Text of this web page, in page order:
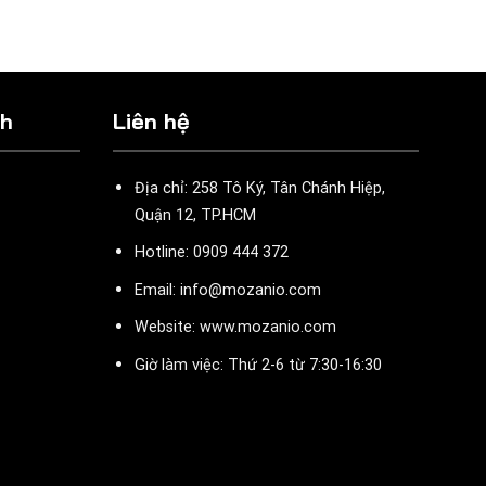
Liên hệ
Địa chỉ: 258 Tô Ký, Tân Chánh Hiệp,
Quận 12, TP.HCM
Hotline: 0909 444 372
Email: info@mozanio.com
Website: www.mozanio.com
Giờ làm việc: Thứ 2-6 từ 7:30-16:30